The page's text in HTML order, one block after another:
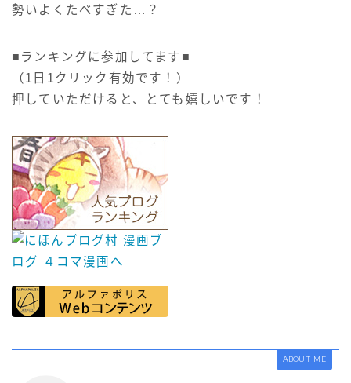
勢いよくたべすぎた…？
■ランキングに参加してます■
（1日1クリック有効です！）
押していただけると、とても嬉しいです！
ABOUT ME